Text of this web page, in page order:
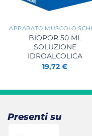
BIOPOR 50 ML
SOLUZIONE
IDROALCOLICA
19,72€
Presenti su